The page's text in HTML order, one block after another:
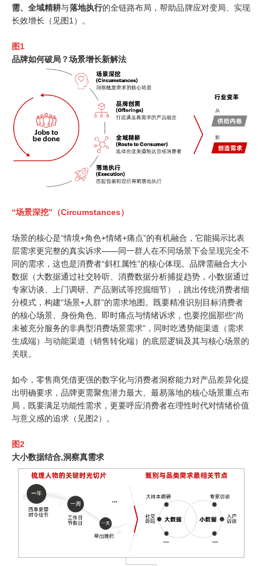
需、全域精耕与落地执行的全链路布局，帮助品牌应对变局、实现
长效增长（见图1 ）。
图1
品牌如何破局？场景增长新解法
“场景深挖”（Circumstances）
场景的核心是“情境+角色+情绪+痛点”的有机融合，它能揭示比表
层需求更完整的真实诉求——同一群人在不同场景下会呈现完全不
同的需求，这也是消费者“斜杠属性”的核心体现。品牌需融合大小
数据（大数据通过社交聆听、消费数据分析捕捉趋势，小数据通过
专家访谈、上门调研、产品测试等挖掘细节），跳出传统消费者细
分模式，构建“场景+人群”的需求地图。既要精准识别目标消费者
的核心场景、身份角色、即时痛点与情绪诉求，也要挖掘那些“尚
未被充分服务的非典型消费场景需求” ，同时吃透势能渠道（需求
生成端）与动能渠道（销售转化端）的底层逻辑及其与核心场景的
关联。
如今，零售商凭借更强的数字化与消费者洞察能力对产品差异化提
出明确要求，品牌更需聚焦潜力最大、最易落地的核心场景重点布
局，既要满足功能性需求，更要呼应消费者在理性时代对情绪价值
与意义感的追求（见图2）。
图2
大小数据结合,洞察真需求